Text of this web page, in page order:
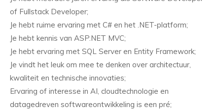
of Fullstack Developer;
Je hebt ruime ervaring met C# en het .NET-platform;
Je hebt kennis van ASP.NET MVC;
Je hebt ervaring met SQL Server en Entity Framework;
Je vindt het leuk om mee te denken over architectuur,
kwaliteit en technische innovaties;
Ervaring of interesse in AI, cloudtechnologie en
datagedreven softwareontwikkeling is een pré;